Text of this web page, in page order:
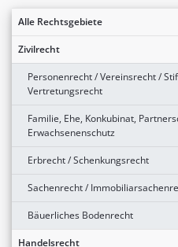
Alle Rechtsgebiete
Zivilrecht
Personenrecht / Vereinsrecht /
Vertretungsrecht
Familie, Ehe, Konkubinat,
Erwachsenenschutz
Erbrecht / Schenkungsrecht
Sachenrecht /
Bäuerliches Bodenrecht
Handelsrecht